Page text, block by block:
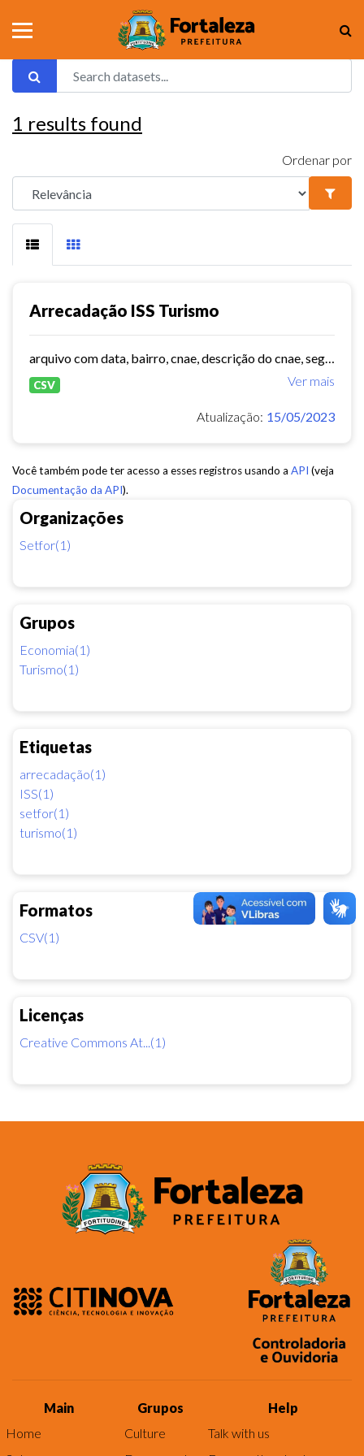
Organizações
Setfor(1)
Grupos
Economia(1)
Turismo(1)
Etiquetas
arrecadação(1)
ISS(1)
setfor(1)
turismo(1)
Formatos
CSV(1)
Licenças
Creative Commons At...(1)
1 results found
Ordenar por
Arrecadação ISS Turismo
Ver mais
CSV
Atualização: 15/05/2023
Você também pode ter acesso a esses registros usando a API (veja
Documentação da API).
Main
Home
Grupos
Culture
Help
Talk with us